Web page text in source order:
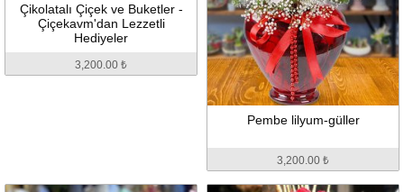
Çikolatalı Çiçek ve Buketler -
Çiçekavm'dan Lezzetli
Hediyeler
3,200.00 ₺
Pembe lilyum-güller
3,200.00 ₺